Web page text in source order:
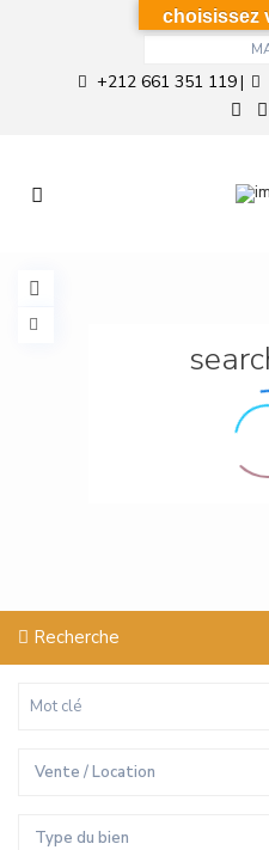
+212 661 351 119|
Recherche
Vente / Location
Type du bien
choisissez